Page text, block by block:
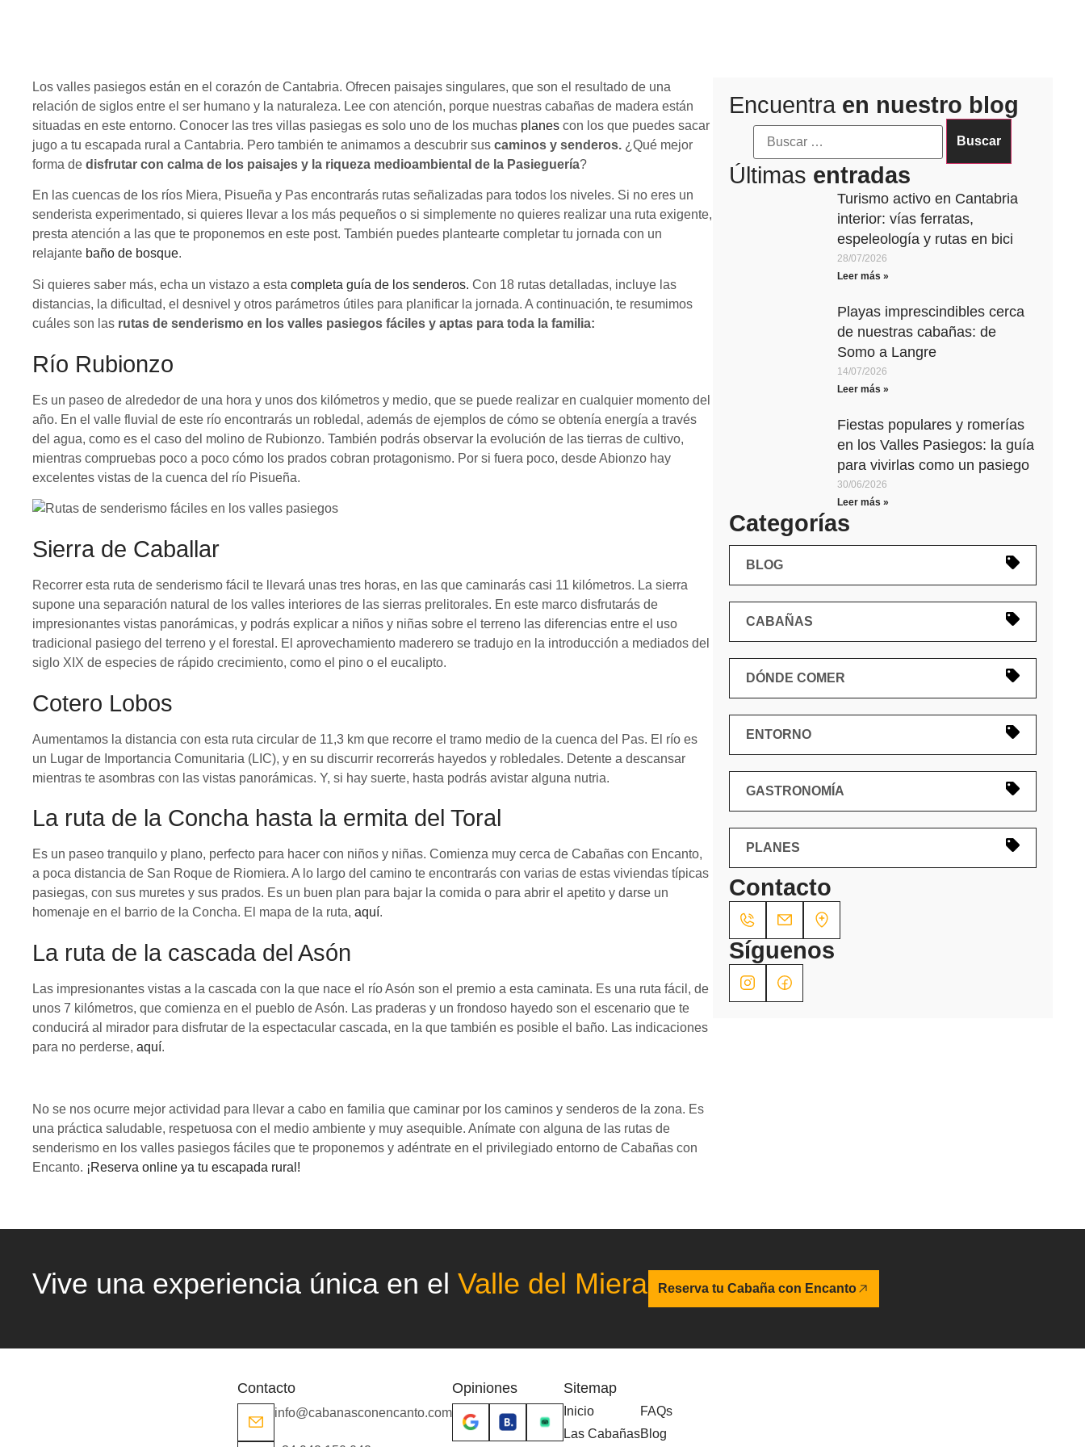
Los valles pasiegos están en el corazón de Cantabria. Ofrecen paisajes singulares, que son el resultado de una
relación de siglos entre el ser humano y la naturaleza. Lee con atención, porque nuestras cabañas de madera están
situadas en este entorno. Conocer las tres villas pasiegas es solo uno de los muchas planes con los que puedes sacar
jugo a tu escapada rural a Cantabria. Pero también te animamos a descubrir sus caminos y senderos. ¿Qué mejor
forma de disfrutar con calma de los paisajes y la riqueza medioambiental de la Pasieguería?
En las cuencas de los ríos Miera, Pisueña y Pas encontrarás rutas señalizadas para todos los niveles. Si no eres un
senderista experimentado, si quieres llevar a los más pequeños o si simplemente no quieres realizar una ruta exigente,
presta atención a las que te proponemos en este post. También puedes plantearte completar tu jornada con un
relajante baño de bosque.
Si quieres saber más, echa un vistazo a esta completa guía de los senderos. Con 18 rutas detalladas, incluye las
distancias, la dificultad, el desnivel y otros parámetros útiles para planificar la jornada. A continuación, te resumimos
cuáles son las rutas de senderismo en los valles pasiegos fáciles y aptas para toda la familia:
Río Rubionzo
Es un paseo de alrededor de una hora y unos dos kilómetros y medio, que se puede realizar en cualquier momento del
año. En el valle fluvial de este río encontrarás un robledal, además de ejemplos de cómo se obtenía energía a través
del agua, como es el caso del molino de Rubionzo. También podrás observar la evolución de las tierras de cultivo,
mientras compruebas poco a poco cómo los prados cobran protagonismo. Por si fuera poco, desde Abionzo hay
excelentes vistas de la cuenca del río Pisueña.
Sierra de Caballar
Recorrer esta ruta de senderismo fácil te llevará unas tres horas, en las que caminarás casi 11 kilómetros. La sierra
supone una separación natural de los valles interiores de las sierras prelitorales. En este marco disfrutarás de
impresionantes vistas panorámicas, y podrás explicar a niños y niñas sobre el terreno las diferencias entre el uso
tradicional pasiego del terreno y el forestal. El aprovechamiento maderero se tradujo en la introducción a mediados del
siglo XIX de especies de rápido crecimiento, como el pino o el eucalipto.
Cotero Lobos
Aumentamos la distancia con esta ruta circular de 11,3 km que recorre el tramo medio de la cuenca del Pas. El río es
un Lugar de Importancia Comunitaria (LIC), y en su discurrir recorrerás hayedos y robledales. Detente a descansar
mientras te asombras con las vistas panorámicas. Y, si hay suerte, hasta podrás avistar alguna nutria.
La ruta de la Concha hasta la ermita del Toral
Es un paseo tranquilo y plano, perfecto para hacer con niños y niñas. Comienza muy cerca de Cabañas con Encanto,
a poca distancia de San Roque de Riomiera. A lo largo del camino te encontrarás con varias de estas viviendas típicas
pasiegas, con sus muretes y sus prados. Es un buen plan para bajar la comida o para abrir el apetito y darse un
homenaje en el barrio de la Concha. El mapa de la ruta, aquí.
La ruta de la cascada del Asón
Las impresionantes vistas a la cascada con la que nace el río Asón son el premio a esta caminata. Es una ruta fácil, de
unos 7 kilómetros, que comienza en el pueblo de Asón. Las praderas y un frondoso hayedo son el escenario que te
conducirá al mirador para disfrutar de la espectacular cascada, en la que también es posible el baño. Las indicaciones
para no perderse, aquí.
No se nos ocurre mejor actividad para llevar a cabo en familia que caminar por los caminos y senderos de la zona. Es
una práctica saludable, respetuosa con el medio ambiente y muy asequible. Anímate con alguna de las rutas de
senderismo en los valles pasiegos fáciles que te proponemos y adéntrate en el privilegiado entorno de Cabañas con
Encanto. ¡Reserva online ya tu escapada rural!
Encuentra en nuestro blog
Últimas entradas
Turismo activo en Cantabria
interior: vías ferratas,
espeleología y rutas en bici
28/07/2026
Leer más »
Playas imprescindibles cerca
de nuestras cabañas: de
Somo a Langre
14/07/2026
Leer más »
Fiestas populares y romerías
en los Valles Pasiegos: la guía
para vivirlas como un pasiego
30/06/2026
Leer más »
Categorías
BLOG
CABAÑAS
DÓNDE COMER
ENTORNO
GASTRONOMÍA
PLANES
Contacto
Síguenos
Vive una experiencia única en el Valle del Miera Reserva tu Cabaña con Encanto
Contacto
info@cabanasconencanto.com
Opiniones Sitemap
Inicio
Las Cabañas
FAQs
Blog